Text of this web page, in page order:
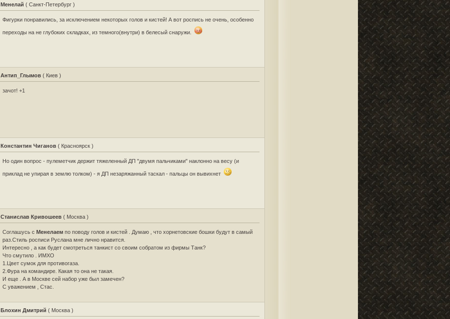
Менелай ( Санкт-Петербург )
Фигурки понравились, за исключением некоторых голов и кистей! А вот роспись не очень, особенно
переходы на не глубоких складках, из темного(внутри) в белесый снаружи.
Антип_Глымов ( Киев )
зачот! +1
Константин Чиганов ( Красноярск )
Но один вопрос - пулеметчик держит тяжеленный ДП "двумя пальчиками" наклонно на весу (и
приклад не упирая в землю толком) - я ДП незаряжанный таскал - пальцы он вывихнет
Станислав Кривошеев ( Москва )
Соглашусь сМенелаем по поводу голов и кистей . Думаю , что хорнетовские бошки будут в самый
раз.Стиль росписи Руслана мне лично нравится.
Интересно , а как будет смотреться танкист со своим собратом из фирмы Танк?
Что смутило . ИМХО
1.Цвет сумок для противогаза.
2.Фура на командире. Какая то она не такая.
И еще . А в Москве сей набор уже был замечен?
С уважением , Стас.
Блохин Дмитрий ( Москва )